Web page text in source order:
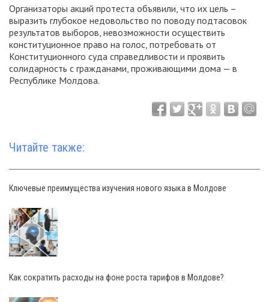
Организаторы акций протеста объявили, что их цель –
выразить глубокое недовольство по поводу подтасовок
результатов выборов, невозможности осуществить
конституционное право на голос, потребовать от
Конституционного суда справедливости и проявить
солидарность с гражданами, проживающими дома — в
Республике Молдова.
Читайте также:
Ключевые преимущества изучения нового языка в Молдове
Как сократить расходы на фоне роста тарифов в Молдове?